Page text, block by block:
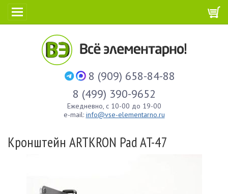
8 (909) 658-84-88
8 (499) 390-9652
Ежедневно, с 10-00 до 19-00
e-mail: info@vse-elementarno.ru
Кронштейн ARTKRON Pad AT-47